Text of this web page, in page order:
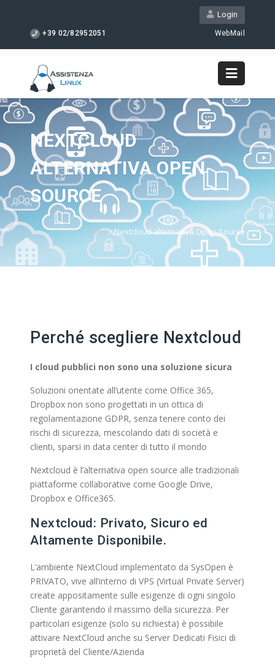
Login
+39 02/82952051 WebMail
NEXTCLOUD
ALTERNATIVA OPEN
SOURCE
Home/Nextcloud alternativa Open Source
Perché scegliere Nextcloud
I cloud pubblici non sono una soluzione sicura
Soluzioni orientate all’utente come Office 365,
Dropbox non sono progettati in un ottica di
regolamentazione GDPR, senza tenere conto dei
rischi di sicurezza, mescolando dati di società e
clienti, sparsi in data center di tutto il mondo
Nextcloud è l’alternativa open source alle tradizionali
piattaforme collaborative come Google Drive,
Dropbox e Office365.
Nextcloud: Privato, Sicuro ed
Altamente Disponibile.
L’ambiente NextCloud implementato da SysOpen è
PRIVATO, vive all’interno di VPS (Virtual Private Server)
create appositamente sulle esigenze di ogni singolo
Cliente garantendo il massimo della sicurezza. Per
particolari esigenze (solo su richiesta) è possibile
attivare NextCloud anche su Server Dedicati Fisici di
proprietà del Cliente/Azienda